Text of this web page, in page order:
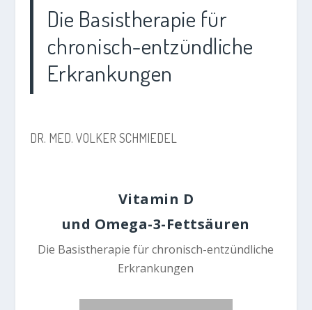
Die Basistherapie für
chronisch-entzündliche
Erkrankungen
DR. MED. VOLKER SCHMIEDEL
Vitamin D
und Omega-3-Fettsäuren
Die Basistherapie für chronisch-entzündliche
Erkrankungen